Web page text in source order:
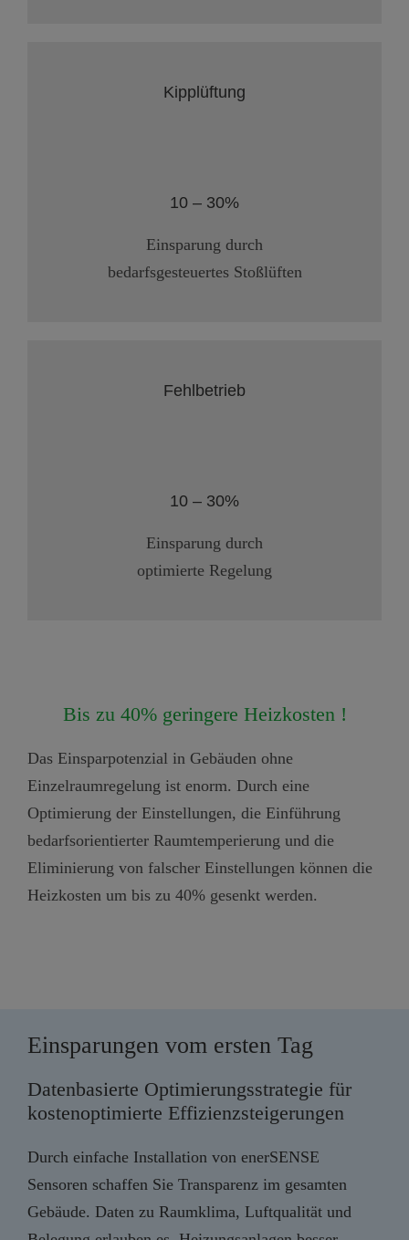
Kipplüftung
10 – 30%
Einsparung durch
bedarfsgesteuertes Stoßlüften
Fehlbetrieb
10 – 30%
Einsparung durch
optimierte Regelung
Bis zu 40% geringere Heizkosten !
Das Einsparpotenzial in Gebäuden ohne
Einzelraumregelung ist enorm. Durch eine
Optimierung der Einstellungen, die Einführung
bedarfsorientierter Raumtemperierung und die
Eliminierung von falscher Einstellungen können die
Heizkosten um bis zu 40% gesenkt werden.
Einsparungen vom ersten Tag
Datenbasierte Optimierungsstrategie für
kostenoptimierte Effizienzsteigerungen
Durch einfache Installation von enerSENSE
Sensoren schaffen Sie Transparenz im gesamten
Gebäude. Daten zu Raumklima, Luftqualität und